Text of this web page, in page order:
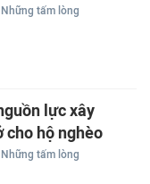
tấm lòng
lực xây
cho hộ nghèo
tấm lòng